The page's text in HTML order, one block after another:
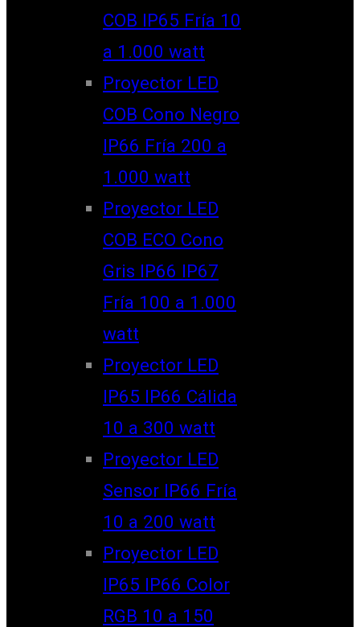
COB IP65 Fría 10
a 1.000 watt
Proyector LED
COB Cono Negro
IP66 Fría 200 a
1.000 watt
Proyector LED
COB ECO Cono
Gris IP66 IP67
Fría 100 a 1.000
watt
Proyector LED
IP65 IP66 Cálida
10 a 300 watt
Proyector LED
Sensor IP66 Fría
10 a 200 watt
Proyector LED
IP65 IP66 Color
RGB 10 a 150